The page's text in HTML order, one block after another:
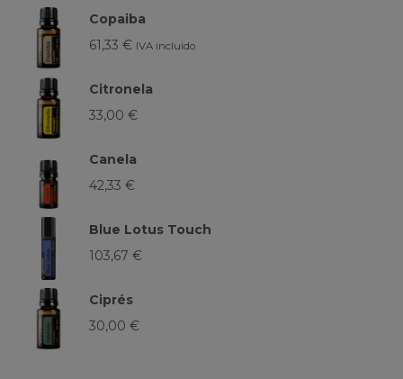
Copaiba
61,33 € IVA incluido
Citronela
33,00 €
Canela
42,33 €
Blue Lotus Touch
103,67 €
Ciprés
30,00 €